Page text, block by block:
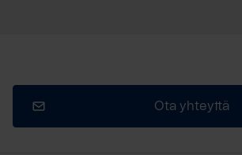
Ota yhteyttä